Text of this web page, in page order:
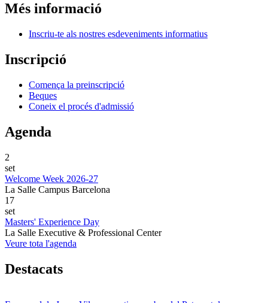
Més informació
Inscriu-te als nostres esdeveniments informatius
Inscripció
Comença la preinscripció
Beques
Coneix el procés d'admissió
Agenda
2
set
Welcome Week 2026-27
La Salle Campus Barcelona
17
set
Masters' Experience Day
La Salle Executive & Professional Center
Veure tota l'agenda
Destacats